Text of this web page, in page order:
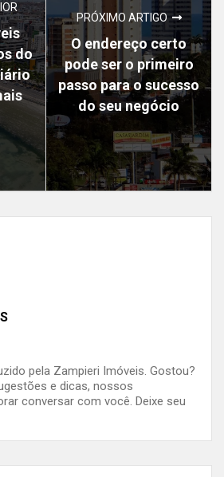
do
PRÓXIMO ARTIGO
O endereço certo
pode ser o primeiro
passo para o sucesso
do seu negócio
pela Zampieri Imóveis. Gostou?
e dicas, nossos
conversar com você. Deixe seu